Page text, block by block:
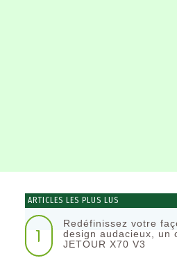
ARTICLES LES PLUS LUS
1
Redéfinissez votre
design audacieux, un
JETOUR X70 V3